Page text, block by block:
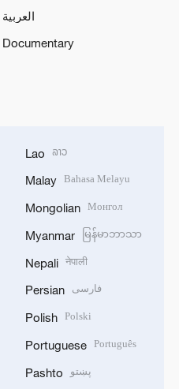
العربية
Documentary
Lao ລາວ
Malay Bahasa Melayu
Mongolian Монгол
Myanmar မြန်မာဘာသာ
Nepali नेपाली
Persian فارسی
Polish Polski
Portuguese Português
Pashto پښتو